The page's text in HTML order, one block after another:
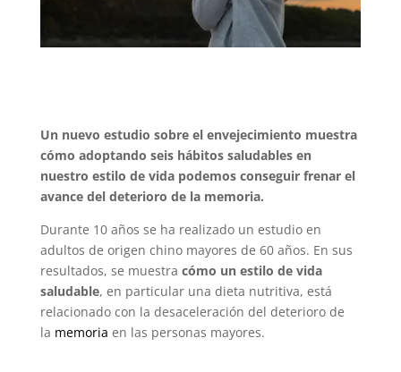
Un nuevo estudio sobre el envejecimiento muestra
cómo adoptando seis hábitos saludables en
nuestro estilo de vida podemos conseguir frenar el
avance del deterioro de la memoria.
Durante 10 años se ha realizado un estudio en
adultos de origen chino mayores de 60 años. En sus
resultados, se muestra cómo un estilo de vida
saludable, en particular una dieta nutritiva, está
relacionado con la desaceleración del deterioro de
la memoria en las personas mayores.